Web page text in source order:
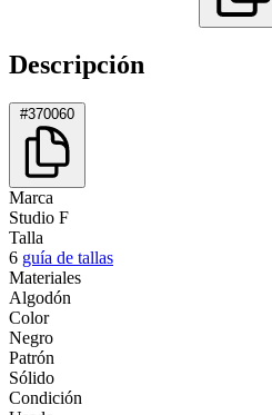
Descripción
#370060
Marca
Studio F
Talla
6 guía de tallas
Materiales
Algodón
Color
Negro
Patrón
Sólido
Condición